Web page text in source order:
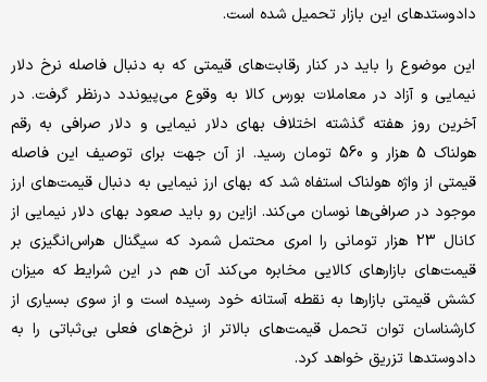
دادوستدهای این بازار تحمیل شده است.
این موضوع را باید در کنار رقابت‌های قیمتی که به دنبال فاصله نرخ دلار
نیمایی و آزاد در معاملات بورس کالا به وقوع می‌پیوندد درنظر گرفت. در
آخرین روز هفته گذشته اختلاف بهای دلار نیمایی و دلار صرافی به رقم
هولناک 5 هزار و 560 تومان رسید. از آن جهت برای توصیف این فاصله
قیمتی از واژه هولناک استفاه شد که بهای ارز نیمایی به دنبال قیمت‌های ارز
موجود در صرافی‌ها نوسان می‌کند. ازاین رو باید صعود بهای دلار نیمایی از
کانال 23 هزار تومانی را امری محتمل شمرد که سیگنال هراس‌انگیزی بر
قیمت‌های بازارهای کالایی مخابره می‌کند آن هم در این شرایط که میزان
کشش قیمتی بازارها به نقطه آستانه خود رسیده است و از سوی بسیاری از
کارشناسان توان تحمل قیمت‌های بالاتر از نرخ‌های فعلی بی‌ثباتی را به
دادوستدها تزریق خواهد کرد.